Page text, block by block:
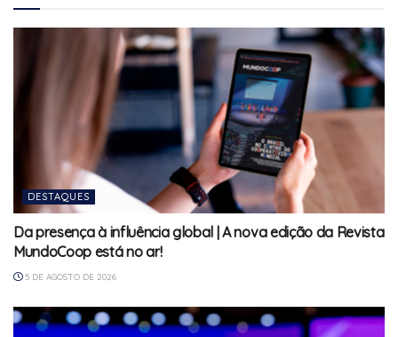
DESTAQUES
Da presença à influência global | A nova edição da Revista
MundoCoop está no ar!
5 DE AGOSTO DE 2026